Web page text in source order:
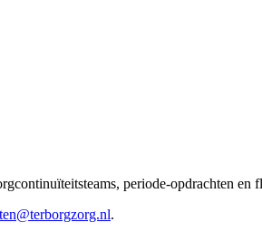
periode-opdrachten
.